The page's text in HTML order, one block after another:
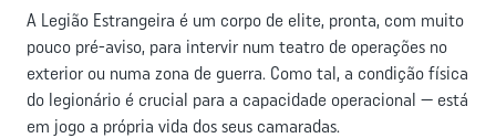
A Legião Estrangeira é um corpo de elite, pronta, com muito
pouco pré-aviso, para intervir num teatro de operações no
exterior ou numa zona de guerra. Como tal, a condição física
do legionário é crucial para a capacidade operacional — está
em jogo a própria vida dos seus camaradas.